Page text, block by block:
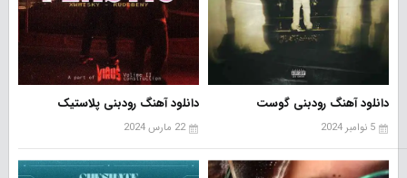
دانلود آهنگ رودبنی گوست
5 نوامبر 2024
دانلود آهنگ رودبنی پلاستیک
22 مارس 2024